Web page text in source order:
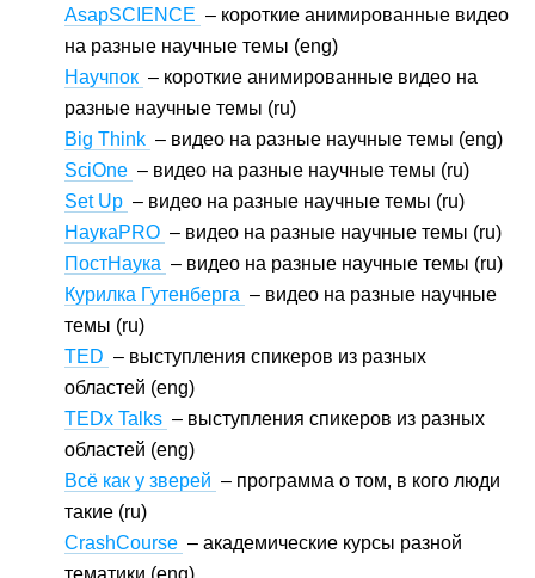
AsapSCIENCE – короткие анимированные видео
на разные научные темы (eng)
Научпок – короткие анимированные видео на
разные научные темы (ru)
Big Think – видео на разные научные темы (eng)
SciOne – видео на разные научные темы (ru)
Set Up – видео на разные научные темы (ru)
НаукаPRO – видео на разные научные темы (ru)
ПостНаука – видео на разные научные темы (ru)
Курилка Гутенберга – видео на разные научные
темы (ru)
TED – выступления спикеров из разных
областей (eng)
TEDx Talks – выступления спикеров из разных
областей (eng)
Всё как у зверей – программа о том, в кого люди
такие (ru)
CrashCourse – академические курсы разной
тематики (eng)